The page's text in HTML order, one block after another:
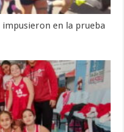
impusieron en la prueba